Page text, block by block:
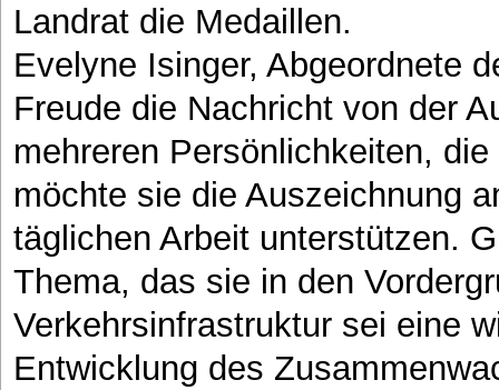
Landrat die Medaillen.
Evelyne Isinger, Abgeordnete
Freude die Nachricht von der
mehreren Persönlichkeiten,
möchte sie die Auszeichnung
täglichen Arbeit unterstützen.
Thema, das sie in den
Verkehrsinfrastruktur sei eine
Entwicklung des